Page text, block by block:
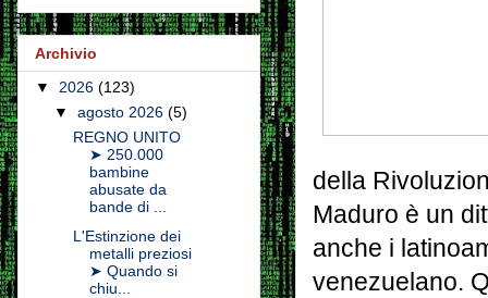
della
Maduro è un
anche i
venezuelano.
Archivio
▼ 2026 (123)
▼ agosto 2026 (5)
REGNO UNITO
➤ 250.000
bambine
abusate da
bande di ...
L'Estinzione dei
metalli preziosi
➤ Quando si
chiu...